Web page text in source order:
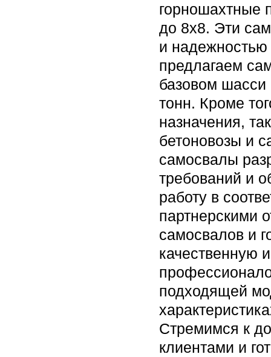
горношахтные
до 8х8. Эти
и
предлагаем
базовом шасси
тонн. Кроме
назначения,
бетоновозы и
самосвалы
требований и
работу в
партнерскими
самосвалов и
качественную
подходящей
Стремимся к
клиентами и